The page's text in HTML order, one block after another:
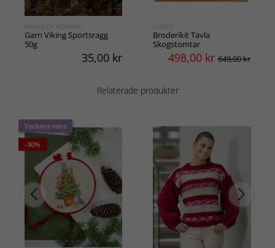
VIKING OF NORWAY
Garn Viking Sportsragg
50g
35,00 kr
LUCA-S
Broderikit Tavla
Skogstomtar
498,00 kr 649,00 kr
Relaterade produkter
Veckans vara
-30%